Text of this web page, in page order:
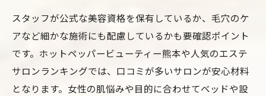
スタッフが公式な美容資格を保有しているか、毛穴のケ
アなど細かな施術にも配慮しているかも要確認ポイント
です。ホットペッパービューティー熊本や人気のエステ
サロンランキングでは、口コミが多いサロンが安心材料
となります。女性の肌悩みや目的に合わせてベッドや設